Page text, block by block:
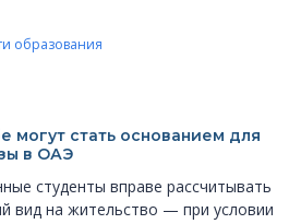
образования
могут стать основанием для
в ОАЭ
студенты вправе рассчитывать
вид на жительство — при условии